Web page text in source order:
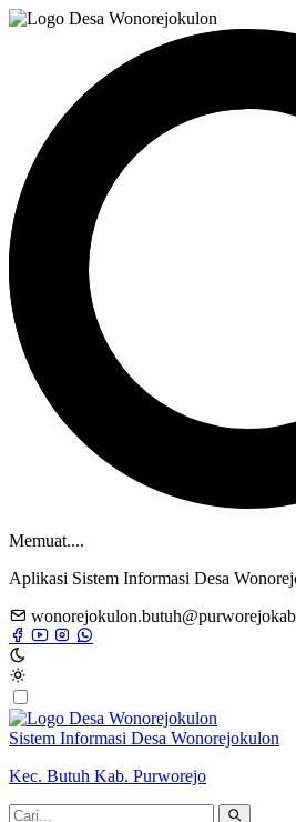
Memuat....
Aplikasi Sistem Informasi Desa
Sistem Informasi Desa Wonorejokulon
Kec. Butuh Kab. Purworejo